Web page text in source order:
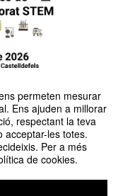
permeten mesurar
Ens ajuden a millorar
respectant la teva
acceptar-les totes.
Per a més
de cookies.